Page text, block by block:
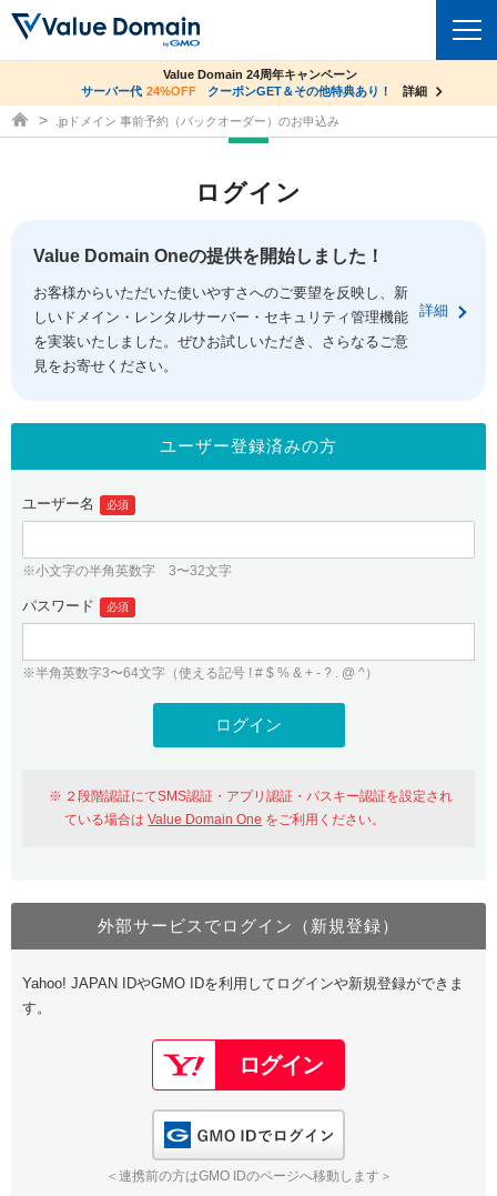
ドメイントップ
ドメイン移管
ドメイン価格一覧
ドメイン一括検索
.jpドメインオークション
gTLDオークション NEW!
.jpドメインバックオーダー
プレミアムドメイン
人気ドメインの種類
WHOIS検索
コアサーバー
バリューサーバー
XREA
セキュリティトップ
Value Domain ネットde診断
SSL証明書
サービストップ
お得意様割引
紹介制度
バリュードメインAPI
ドメイン・ホスティングOEM
facebook
ログイン
従来のバリュードメインをご利用希望の方
Value Domainにログイン
おすすめ One レンタルサーバーを含む最新の機能を使う方
Value Domain Oneにログイン
Google
GMO ID Amazon
※AmazonはValue Domain Oneのログイン画面へ遷移します
ユーザー登録
Value Domain Oneアカウント作成
以下でも登録可能
Google Yahoo!
GMO ID
co.jpドメイン✕コアサーバーV2ビジネス応援キャンペーン
サーバー料金1年間無料
詳細
Value Domain 24周年キャンペーン
サーバー代 24%OFF クーポンGET＆その他特典あり！ 詳細
ドメイン取得ならバリュードメイン
.jpドメイン 事前予約（バックオーダー）のお申込み
ログイン
Value Domain Oneの提供を開始しました！
お客様からいただいた使いやすさへのご要望を反映し、新
しいドメイン・レンタルサーバー・セキュリティ管理機能
を実装いたしました。ぜひお試しいただき、さらなるご意
見をお寄せください。
詳細
ユーザー登録済みの方
ユーザー名 必須
※小文字の半角英数字 3〜32文字
パスワード 必須
※半角英数字3〜64文字（使える記号 ! # $ % & + - ? . @ ^）
２段階認証にてSMS認証・アプリ認証・パスキー認証を設定され
ている場合はValue Domain One をご利用ください。
外部サービスでログイン（新規登録）
Yahoo! JAPAN IDやGMO IDを利用してログインや新規登録ができま
す。
＜連携前の方はGMO IDのページへ移動します＞